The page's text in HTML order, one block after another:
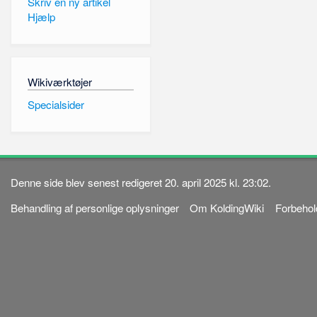
Hjælp
Wikiværktøjer
Specialsider
Denne side blev senest redigeret 20. april 2025 kl. 23:02.
Behandling af personlige oplysninger
Om KoldingWiki